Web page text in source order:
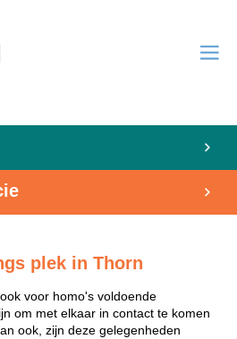
plek in Thorn
voor homo's voldoende
om met elkaar in contact te komen
ook, zijn deze gelegenheden